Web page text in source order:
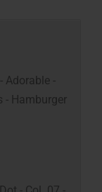
Adorable -
- Hamburger